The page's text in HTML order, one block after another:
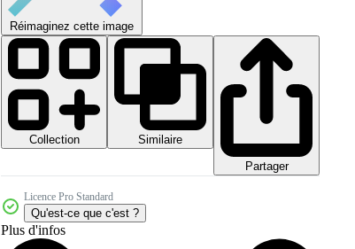
Réimaginez cette image
Collection
Similaire
Partager
Licence Pro Standard
Qu'est-ce que c'est ?
Plus d'infos